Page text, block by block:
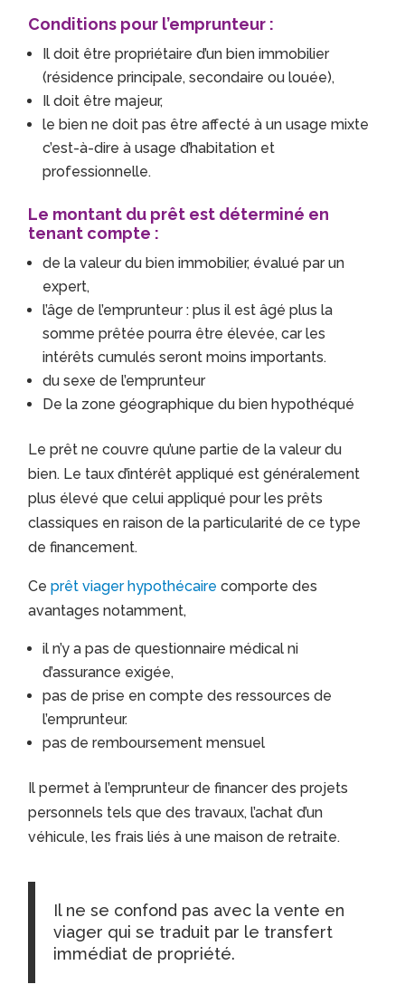
Conditions pour l’emprunteur :
Il doit être propriétaire d’un bien immobilier
(résidence principale, secondaire ou louée),
Il doit être majeur,
le bien ne doit pas être affecté à un usage mixte
c’est-à-dire à usage d’habitation et
professionnelle.
Le montant du prêt est déterminé en
tenant compte :
de la valeur du bien immobilier, évalué par un
expert,
l’âge de l’emprunteur : plus il est âgé plus la
somme prêtée pourra être élevée, car les
intérêts cumulés seront moins importants.
du sexe de l’emprunteur
De la zone géographique du bien hypothéqué
Le prêt ne couvre qu’une partie de la valeur du
bien. Le taux d’intérêt appliqué est généralement
plus élevé que celui appliqué pour les prêts
classiques en raison de la particularité de ce type
de financement.
Ceprêt viager hypothécaire comporte des
avantages notamment,
il n’y a pas de questionnaire médical ni
d’assurance exigée,
pas de prise en compte des ressources de
l’emprunteur.
pas de remboursement mensuel
Il permet à l’emprunteur de financer des projets
personnels tels que des travaux, l’achat d’un
véhicule, les frais liés à une maison de retraite.
Il ne se confond pas avec la vente en
viager qui se traduit par le transfert
immédiat de propriété.